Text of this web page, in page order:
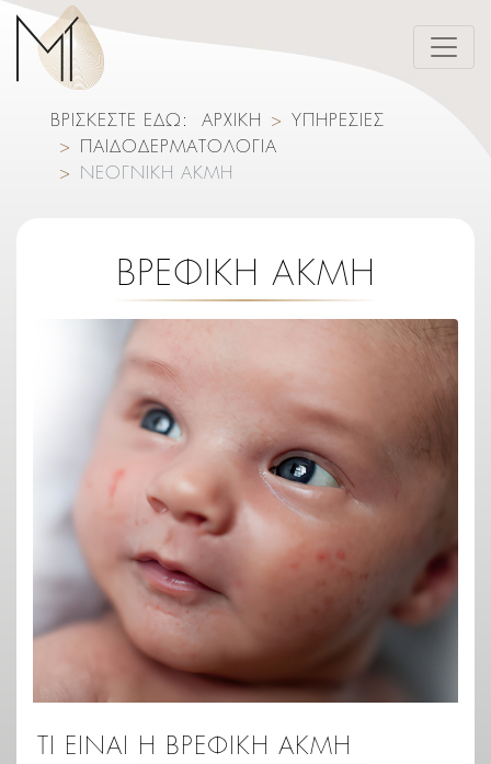
ΒΡΙΣΚΕΣΤΕ ΕΔΩ: ΑΡΧΙΚΗ
ΥΠΗΡΕΣΙΕΣ
ΠΑΙΔΟΔΕΡΜΑΤΟΛΟΓΙΑ
ΝΕΟΓΝΙΚΗ ΑΚΜΗ
ΒΡΕΦΙΚΗ ΑΚΜΗ
ΤΙ ΕΙΝΑΙ Η ΒΡΕΦΙΚΗ ΑΚΜΗ